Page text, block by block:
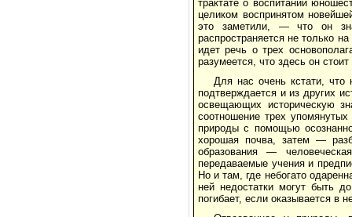
трактате о воспитании
целиком воспринятом
это заметили, — что он
распространяется не только
идет речь о трех
разумеется, что здесь он
Для нас очень кстати, что
подтверждается и из других
освещающих историческую
соотношение трех
природы с помощью
хорошая почва, затем —
образования —
передаваемые учения и
Но и там, где небогато
ней недостатки могут быть
погибает, если оказывается в